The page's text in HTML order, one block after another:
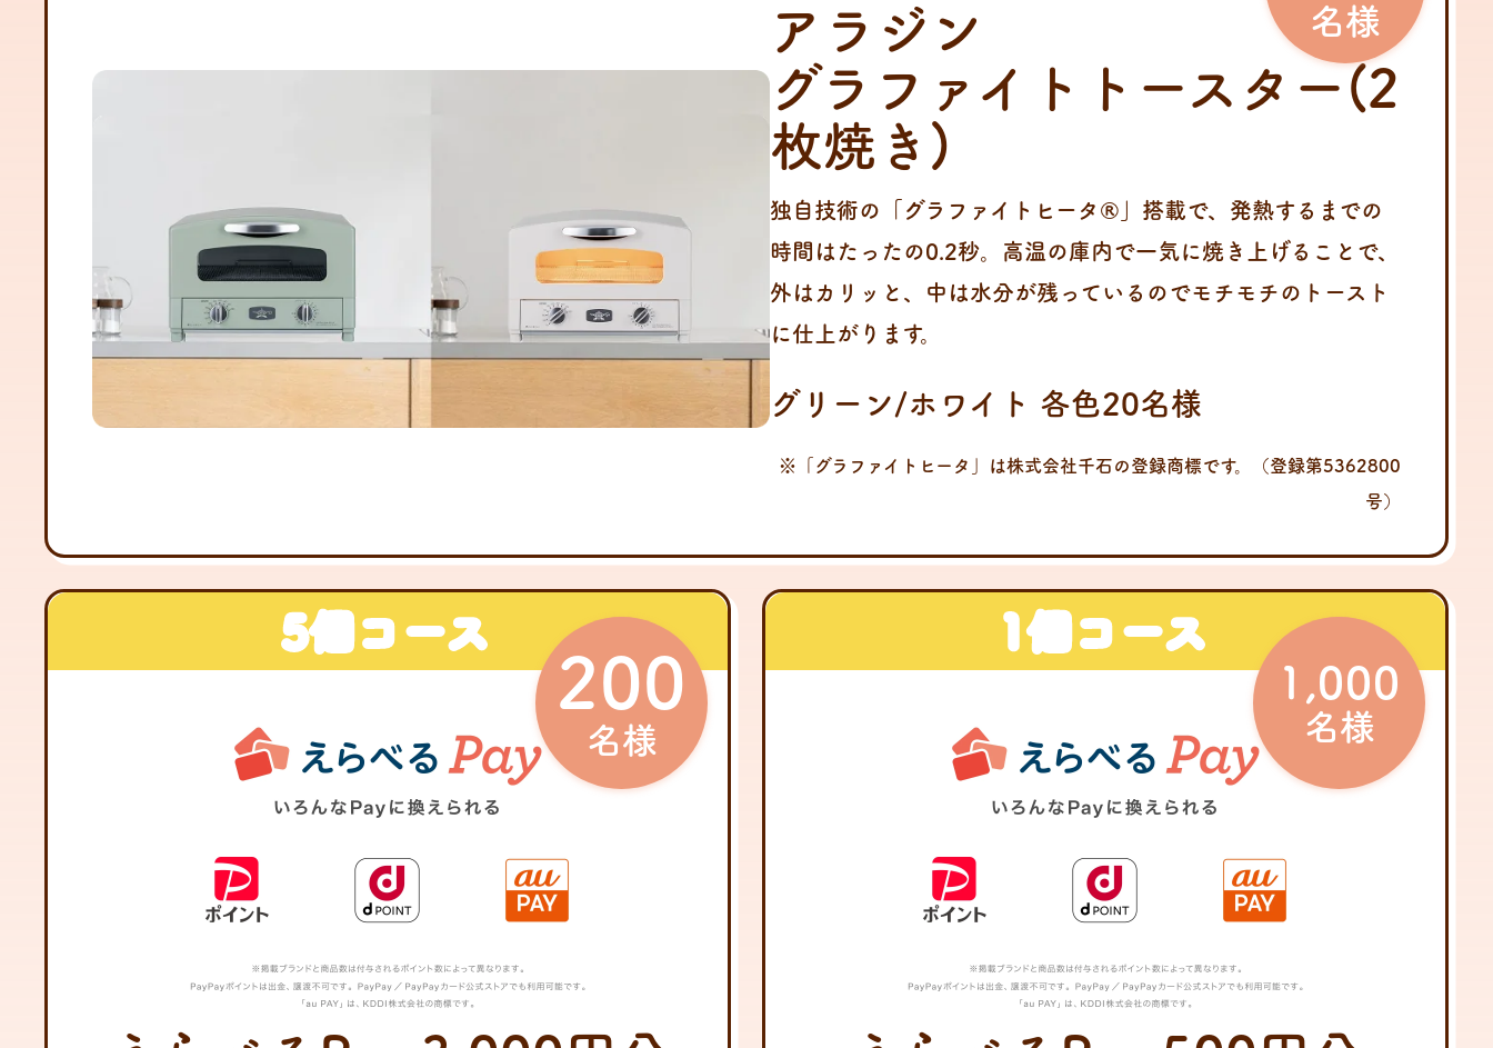
名様
アラジン
グラファイトトースター(2
枚焼き)
独自技術の「グラファイトヒータ®」搭載で、発熱するまでの
時間はたったの0.2秒。高温の庫内で一気に焼き上げることで、
外はカリッと、中は水分が残っているのでモチモチのトースト
に仕上がります。
グリーン/ホワイト 各色20名様
※「グラファイトヒータ」は株式会社千石の登録商標です。
（登録第5362800
号）
5個コース
200
名様
1個コース
1 ,000
名様